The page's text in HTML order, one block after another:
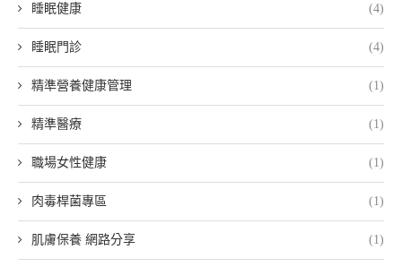
睡眠健康 (4)
睡眠門診 (4)
精準營養健康管理 (1)
精準醫療 (1)
職場女性健康 (1)
肉毒桿菌專區 (1)
肌膚保養 網路分享 (1)